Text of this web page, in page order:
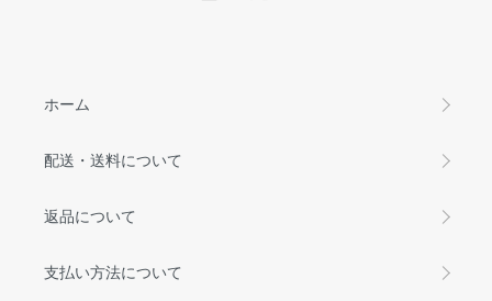
ホーム
配送・送料について
返品について
支払い方法について